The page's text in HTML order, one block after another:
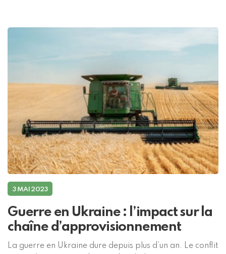
3 MAI 2023
Guerre en Ukraine : l’impact sur la
chaîne d’approvisionnement
La guerre en Ukraine dure depuis plus d’un an. Le conflit